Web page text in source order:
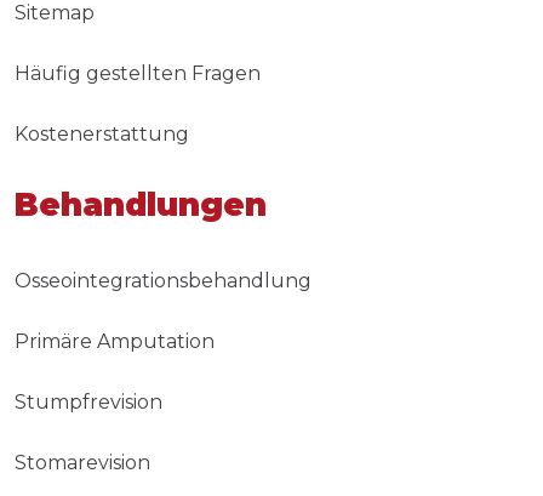
Sitemap
Häufig gestellten Fragen
Kostenerstattung
Behandlungen
Osseointegrationsbehandlung
Primäre Amputation
Stumpfrevision
Stomarevision